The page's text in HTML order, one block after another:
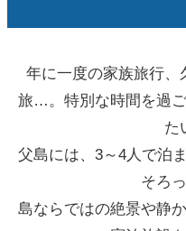
年に一度の家族旅行、
旅…。特別な時間を過
た
父島には、3～4人で泊
そろ
島ならではの絶景や静